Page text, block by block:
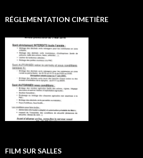
RÉGLEMENTATION CIMETIÈRE
FILM SUR SALLES